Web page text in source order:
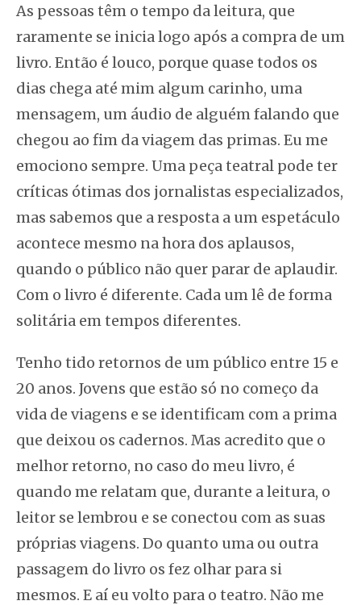
As pessoas têm o tempo da leitura, que
raramente se inicia logo após a compra de um
livro. Então é louco, porque quase todos os
dias chega até mim algum carinho, uma
mensagem, um áudio de alguém falando que
chegou ao fim da viagem das primas. Eu me
emociono sempre. Uma peça teatral pode ter
críticas ótimas dos jornalistas especializados,
mas sabemos que a resposta a um espetáculo
acontece mesmo na hora dos aplausos,
quando o público não quer parar de aplaudir.
Com o livro é diferente. Cada um lê de forma
solitária em tempos diferentes.
Tenho tido retornos de um público entre 15 e
20 anos. Jovens que estão só no começo da
vida de viagens e se identificam com a prima
que deixou os cadernos. Mas acredito que o
melhor retorno, no caso do meu livro, é
quando me relatam que, durante a leitura, o
leitor se lembrou e se conectou com as suas
próprias viagens. Do quanto uma ou outra
passagem do livro os fez olhar para si
mesmos. E aí eu volto para o teatro. Não me